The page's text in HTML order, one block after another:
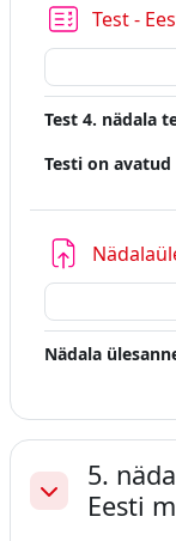
Test -
Test 4. nädala
Testi on
Nädala
Ahenda
5.
Eesti